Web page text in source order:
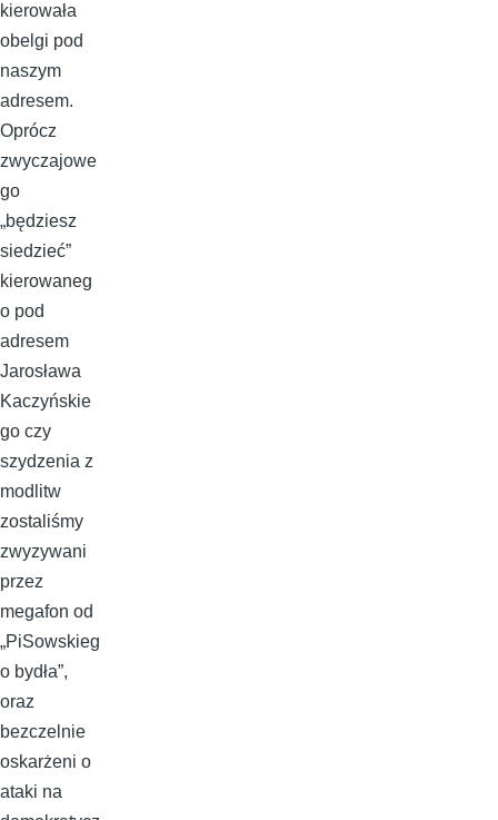
kierowała
obelgi pod
naszym
adresem.
Oprócz
zwyczajowe
go
„będziesz
siedzieć”
kierowaneg
o pod
adresem
Jarosława
Kaczyńskie
go czy
szydzenia z
modlitw
zostaliśmy
zwyzywani
przez
megafon od
„PiSowskieg
o bydła”,
oraz
bezczelnie
oskarżeni o
ataki na